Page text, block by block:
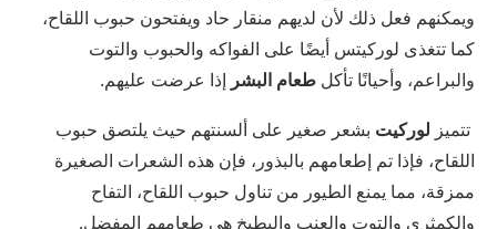
ويمكنهم فعل ذلك لأن لديهم منقار حاد ويفتحون حبوب اللقاح،
كما تتغذى لوركيتس أيضًا على الفواكه والحبوب والتوت
والبراعم، وأحيانًا تأكل طعام البشر إذا عرضت عليهم.
تتميز لوركيت بشعر صغير على ألسنتهم حيث يلتصق حبوب
اللقاح، فإذا تم إطعامهم بالبذور، فإن هذه الشعرات الصغيرة
ممزقة، مما يمنع الطيور من تناول حبوب اللقاح، التفاح
والكمثرى والتوت والعنب والبطيخ هى طعامهم المفضل.